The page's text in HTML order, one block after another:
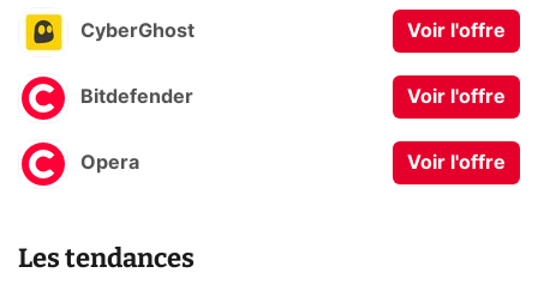
CyberGhost Voir l'offre
Bitdefender Voir l'offre
Opera Voir l'offre
Les tendances